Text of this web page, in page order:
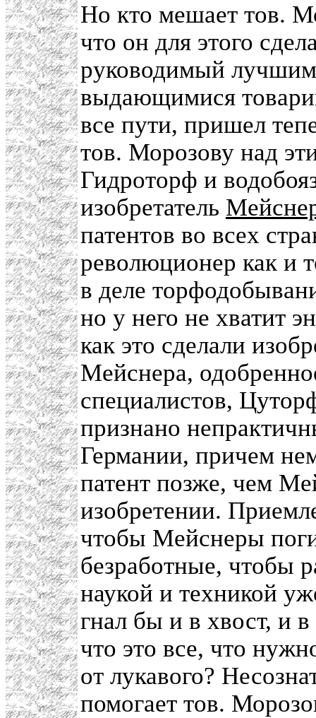
Но кто мешает тов.
что он для этого
руководимый
выдающимися
все пути, пришел
тов. Морозову над
Гидроторф и
изобретатель
патентов во всех
революционер как и
в деле
но у него не хватит
как это сделали
Мейснера,
специалистов,
признано
Германии, причем
патент позже, чем
изобретении.
чтобы Мейснеры
безработные, чтобы
наукой и техникой
гнал бы и в хвост, и
что это все, что
от лукавого?
помогает тов.